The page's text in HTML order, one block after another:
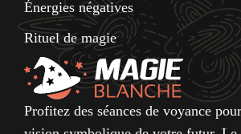
Énergies négatives
Rituel de magie
Profitez des séances de voyance